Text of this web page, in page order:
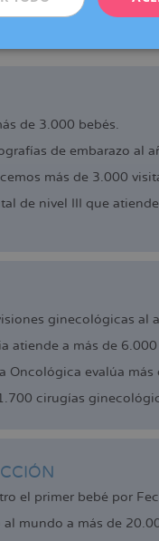
que ofrecen
las pacientes
de 3.000 bebés.
de embarazo al
más de 3.000
de nivel III que
ginecológicas al
atiende a más de
Oncológica evalúa más
cirugías
el primer bebé por
mundo a más de